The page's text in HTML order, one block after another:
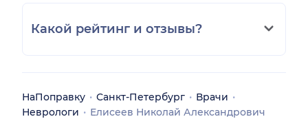
Какой рейтинг и отзывы?
НаПоправку Санкт-Петербург
Врачи
Неврологи
Елисеев Николай Александрович